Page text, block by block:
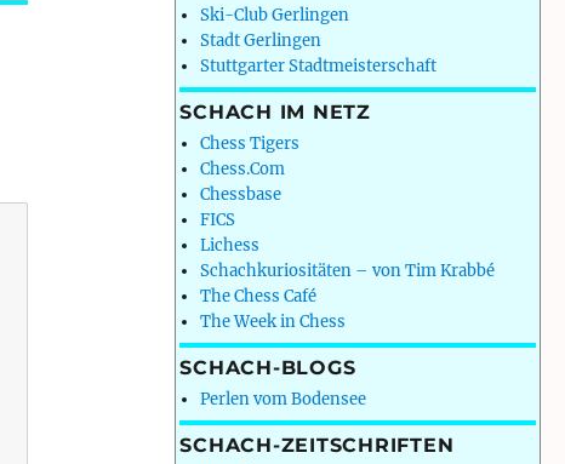
Ski-Club Gerlingen
Stadt Gerlingen
Stuttgarter Stadtmeisterschaft
SCHACH IM NETZ
Chess Tigers
Chess.Com
Chessbase
FICS
Lichess
Schachkuriositäten – von Tim Krabbé
The Chess Café
The Week in Chess
SCHACH-BLOGS
Perlen vom Bodensee
SCHACH-ZEITSCHRIFTEN